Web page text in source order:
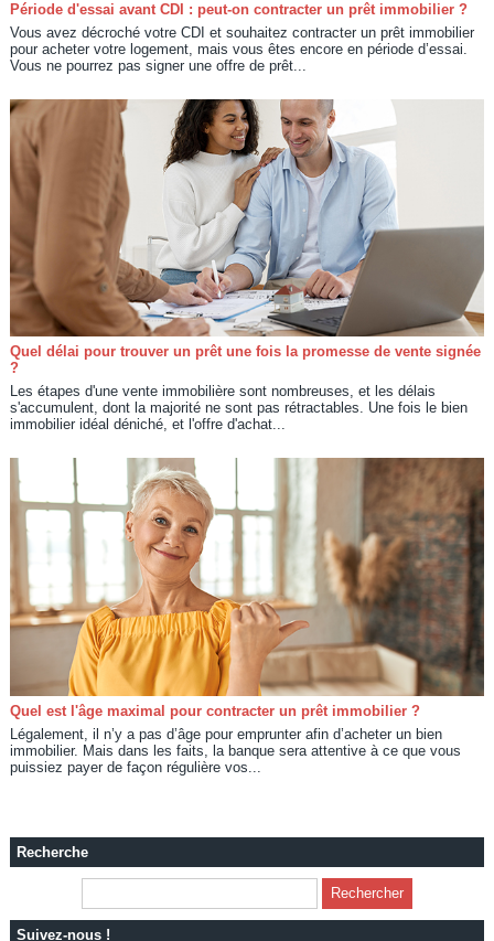
Période d'essai avant CDI : peut-on contracter un prêt immobilier ?
Vous avez décroché votre CDI et souhaitez contracter un prêt immobilier
pour acheter votre logement, mais vous êtes encore en période d’essai.
Vous ne pourrez pas signer une offre de prêt...
Quel délai pour trouver un prêt une fois la promesse de vente signée
?
Les étapes d'une vente immobilière sont nombreuses, et les délais
s'accumulent, dont la majorité ne sont pas rétractables. Une fois le bien
immobilier idéal déniché, et l'offre d'achat...
Quel est l'âge maximal pour contracter un prêt immobilier ?
Légalement, il n’y a pas d’âge pour emprunter afin d’acheter un bien
immobilier. Mais dans les faits, la banque sera attentive à ce que vous
puissiez payer de façon régulière vos...
Recherche
Suivez-nous !